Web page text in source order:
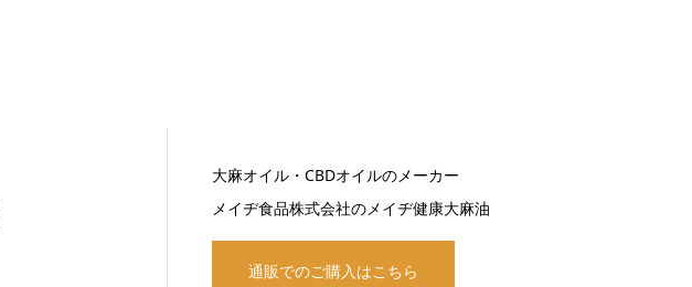
大麻オイル・CBDオイルのメーカー
メイヂ食品株式会社のメイヂ健康大麻油
通販でのご購入はこちら